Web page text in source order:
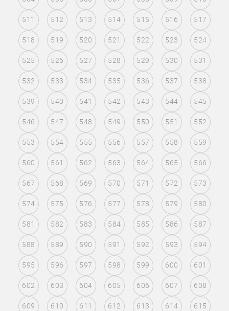
511 512 513 514 515 516 517
518 519 520 521 522 523 524
525 526 527 528 529 530 531
532 533 534 535 536 537 538
539 540 541 542 543 544 545
546 547 548 549 550 551 552
553 554 555 556 557 558 559
560 561 562 563 564 565 566
567 568 569 570 571 572 573
574 575 576 577 578 579 580
581 582 583 584 585 586 587
588 589 590 591 592 593 594
595 596 597 598 599 600 601
602 603 604 605 606 607 608
609 610 611 612 613 614 615